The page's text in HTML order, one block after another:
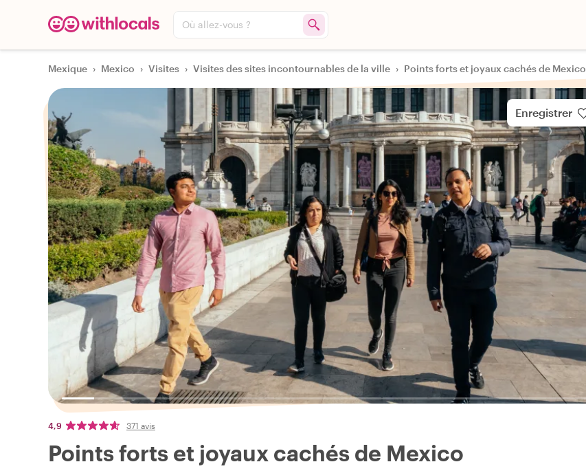
Où allez-vous ?
Mexique › Mexico › Visites › Visites des sites incontournables de la ville › Points forts et joyaux cachés de Mexico
Enregistrer
4,9 371 avis
Points forts et joyaux cachés de Mexico